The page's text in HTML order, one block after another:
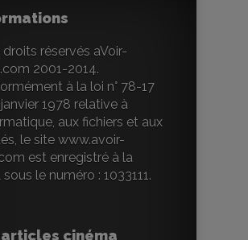
droits réservés aVoir-
2001-2014.
à la loi n° 78-17
1978 relative à
aux fichiers et aux
le site www.avoir-
est enregistré à la
sous le numéro : 1033111.
articles cinéma